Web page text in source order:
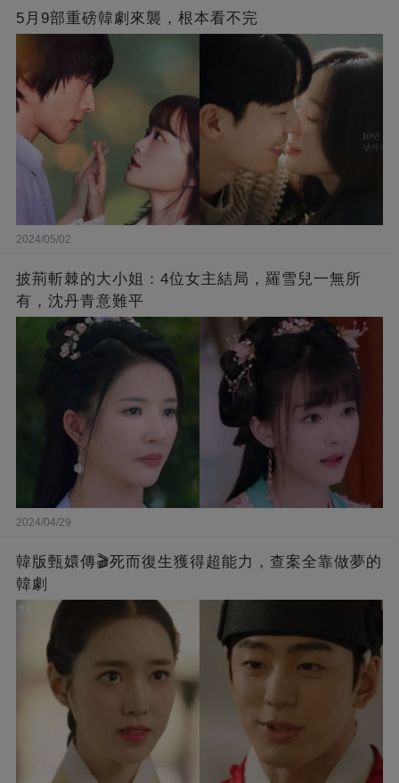
5月9部重磅韓劇來襲，根本看不完
2024/05/02
披荊斬棘的大小姐：4位女主結局，羅雪兒一無所
有，沈丹青意難平
2024/04/29
韓版甄嬛傳🎬死而復生獲得超能力，查案全靠做夢的
韓劇